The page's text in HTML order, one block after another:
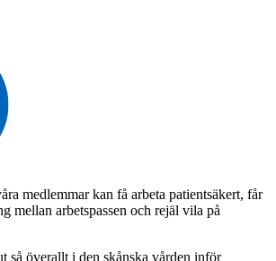
medlemmar kan få arbeta patientsäkert, får
mellan arbetspassen och rejäl vila på
så överallt i den skånska vården inför